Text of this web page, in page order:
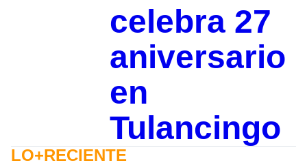
celebra 27
aniversario
en
Tulancingo
LO+RECIENTE